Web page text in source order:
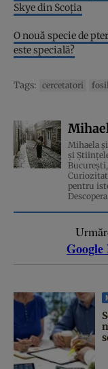
Skye din Scoția
O nouă specie de
este specială?
Tags: cercetatori
Mihaela
și
pentru
Google